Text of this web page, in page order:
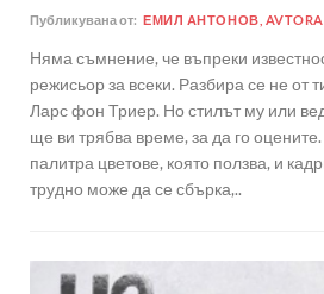
Публикувана от: ЕМИЛ АНТОНОВ,
Няма съмнение, че въпреки
режисьор за всеки. Разбира се не от
Ларс фон Триер. Но стилът му или
ще ви трябва време, за да го
палитра цветове, която ползва, и
трудно може да се сбърка,..